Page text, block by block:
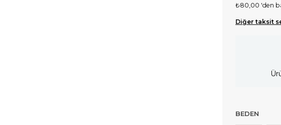
₺80,00 'den
Diğer taksit
BEDEN